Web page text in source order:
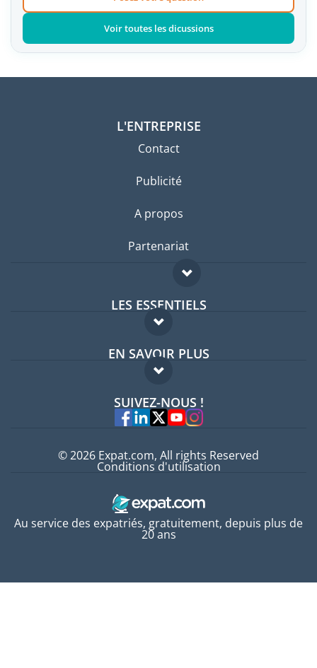
Voir toutes les dicussions
L'ENTREPRISE
Contact
Publicité
A propos
Partenariat
LES ESSENTIELS
Forum expatriés
Guides pays
EN SAVOIR PLUS
FAQ
Experts
SUIVEZ-NOUS !
Au service des expatriés, gratuitement, depuis plus de
20 ans
© 2026 Expat.com, All rights Reserved
Conditions d'utilisation